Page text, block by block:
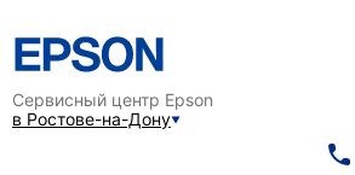
Сервисный центр Epson
в Ростове-на-Дону